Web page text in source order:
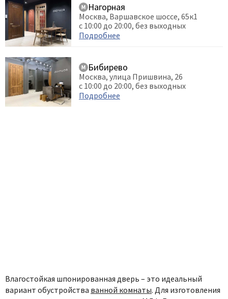
Нагорная
Москва, Варшавское шоссе, 65к1
с 10:00 до 20:00, без выходных
Подробнее
Бибирево
Москва, улица Пришвина, 26
с 10:00 до 20:00, без выходных
Подробнее
Влагостойкая шпонированная дверь – это идеальный
вариант обустройства ванной комнаты. Для изготовления